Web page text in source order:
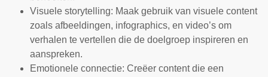
Visuele storytelling: Maak gebruik van visuele content
zoals afbeeldingen, infographics, en video’s om
verhalen te vertellen die de doelgroep inspireren en
aanspreken.
Emotionele connectie: Creëer content die een